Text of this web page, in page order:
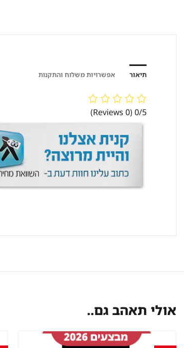
תיאור אפשרויות משלוח והתקנות
0/5
(0 Reviews)
אולי תאהב גם..